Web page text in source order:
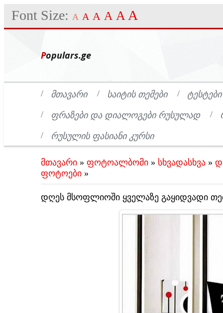
Font Size: A A A A A A
Populars.ge
ᲛᲗᲐᲕᲐᲠᲘ ᲡᲐᲘᲢᲘᲡ ᲗᲔᲛᲔᲑᲘ ᲢᲔᲡᲢᲔᲑᲘ
ᲤᲠᲐᲖᲔᲑᲘ ᲓᲐ ᲓᲘᲐᲚᲝᲒᲔᲑᲘ ᲠᲣᲡᲣᲚᲐᲓ
ᲠᲣᲡᲣᲚᲘᲡ ᲤᲐᲡᲘᲐᲜᲘ ᲙᲣᲠᲡᲘ
მთავარი » ფოტოალბომი » სხვადასხვა »
ფოტოები »
დღეს მსოფლიოში ყველაზე გაყიდვადი